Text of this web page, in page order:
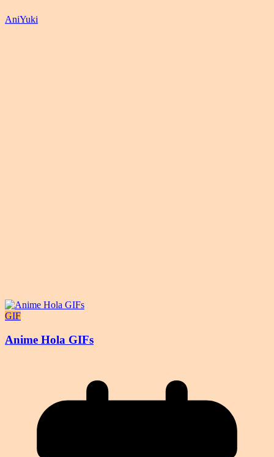
AniYuki
GIF
Anime Hola GIFs